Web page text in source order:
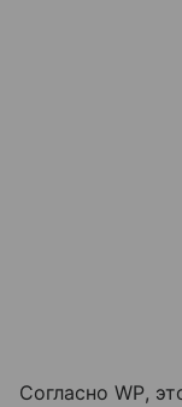
Согласно WP,